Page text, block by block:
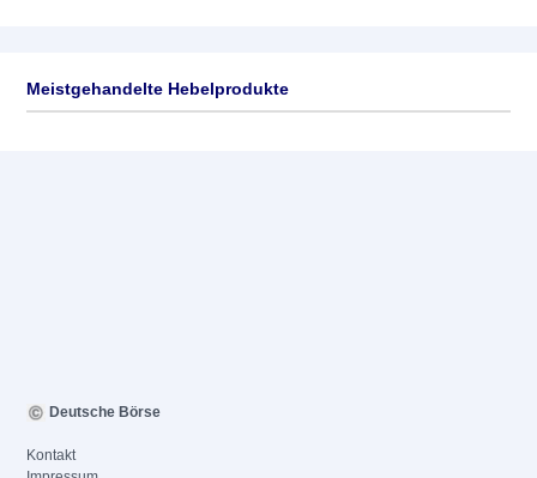
Meistgehandelte Hebelprodukte
Deutsche Börse
Kontakt